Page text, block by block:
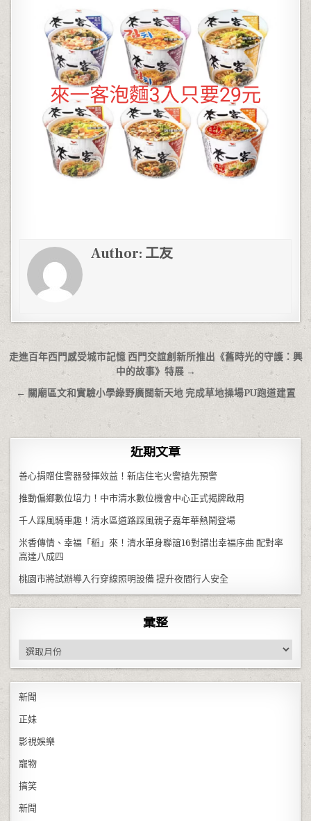
Author: 工友
文章導覽
走進百年西門感受城市記憶 西門交誼創新所推出《舊時光的守護：興
中的故事》特展 →
← 關廟區文和實驗小學綠野廣闊新天地 完成草地操場PU跑道建置
近期文章
善心捐贈住警器發揮效益！新店住宅火警搶先預警
推動偏鄉數位培力！中市清水數位機會中心正式揭牌啟用
千人踩風騎車趣！清水區道路踩風親子嘉年華熱鬧登場
米香傳情、幸福「稻」來！清水單身聯誼16對譜出幸福序曲 配對率
高達八成四
桃園市將試辦導入行穿線照明設備 提升夜間行人安全
彙整
彙整
新聞
正妹
影視娛樂
寵物
搞笑
新聞